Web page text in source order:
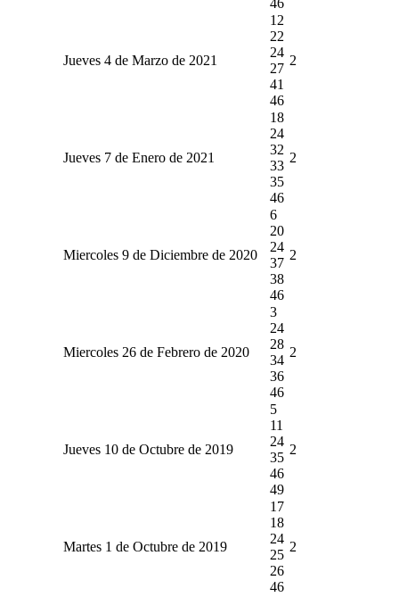
Jueves 4 de Marzo de 2021
12
22
24
27
41
46
2
Jueves 7 de Enero de 2021
18
24
32
33
35
46
2
Miercoles 9 de Diciembre de 2020
6
20
24
37
38
46
2
Miercoles 26 de Febrero de 2020
3
24
28
34
36
46
2
Jueves 10 de Octubre de 2019
5
11
24
35
46
49
2
Martes 1 de Octubre de 2019
17
18
24
25
26
46
2